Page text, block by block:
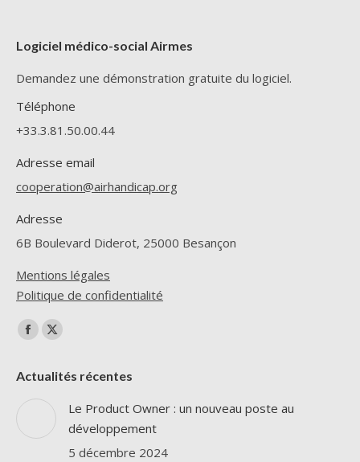
Logiciel médico-social Airmes
Demandez une démonstration gratuite du logiciel.
Téléphone
+33.3.81.50.00.44
Adresse email
cooperation@airhandicap.org
Adresse
6B Boulevard Diderot, 25000 Besançon
Mentions légales
Politique de confidentialité
Trouvez nous sur :
La
Facebook
s'ouvre
une
La
X
s'ouvre
dans
Actualités récentes
Le Product Owner : un nouveau poste au
développement
5 décembre 2024